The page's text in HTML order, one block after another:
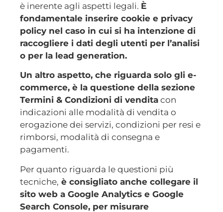
è inerente agli aspetti legali. È
fondamentale inserire cookie e privacy
policy nel caso in cui si ha intenzione di
raccogliere i dati degli utenti per l’analisi
o per la lead generation.
Un altro aspetto, che riguarda solo gli e-
commerce, è la questione della sezione
Termini & Condizioni di vendita con
indicazioni alle modalità di vendita o
erogazione dei servizi, condizioni per resi e
rimborsi, modalità di consegna e
pagamenti.
Per quanto riguarda le questioni più
tecniche, è consigliato anche collegare il
sito web a Google Analytics e Google
Search Console, per misurare